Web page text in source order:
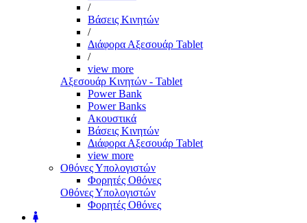
/
Βάσεις Κινητών
/
Διάφορα Αξεσουάρ Tablet
/
view more
Αξεσουάρ Κινητών - Tablet
Power Bank
Power Banks
Ακουστικά
Βάσεις Κινητών
Διάφορα Αξεσουάρ Tablet
view more
Οθόνες Υπολογιστών
Φορητές Οθόνες
Οθόνες Υπολογιστών
Φορητές Οθόνες